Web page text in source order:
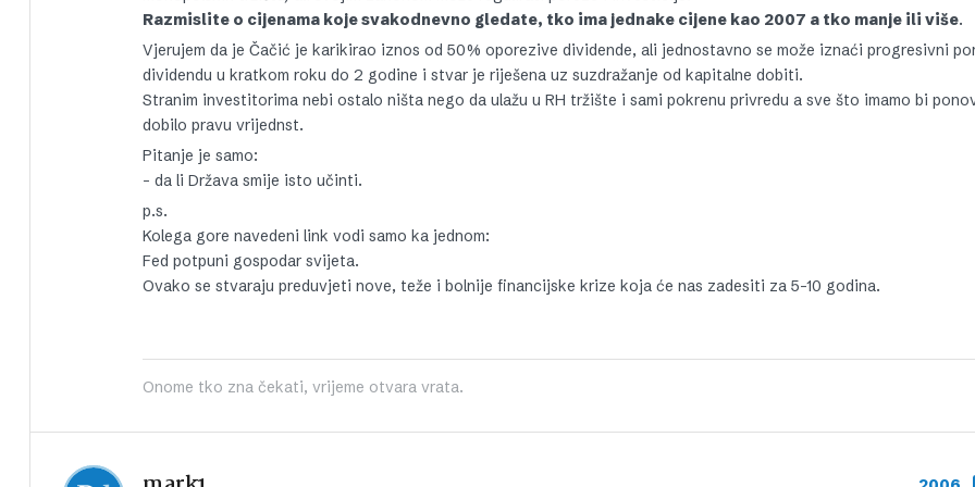
Razmislite o cijenama koje svakodnevno gledate, tko ima jednake cijene kao 2007 a tko manje ili više.
Vjerujem da je Čačić je karikirao iznos od 50% oporezive dividende, ali jednostavno se može iznaći progresivni
dividendu u kratkom roku do 2 godine i stvar je riješena uz suzdražanje od kapitalne dobiti.
Stranim investitorima nebi ostalo ništa nego da ulažu u RH tržište i sami pokrenu privredu a sve što imamo bi
dobilo pravu vrijednst.
Pitanje je samo:
– da li Država smije isto učinti.
p.s.
Kolega gore navedeni link vodi samo ka jednom:
Fed potpuni gospodar svijeta.
Ovako se stvaraju preduvjeti nove, teže i bolnije financijske krize koja će nas zadesiti za 5-10 godina.
Onome tko zna čekati, vrijeme otvara vrata.